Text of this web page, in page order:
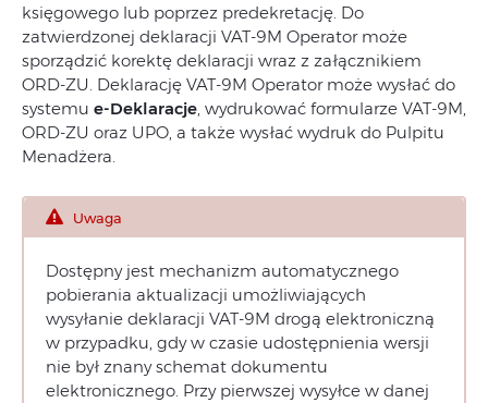
księgowego lub poprzez predekretację. Do
zatwierdzonej deklaracji VAT-9M Operator może
sporządzić korektę deklaracji wraz z załącznikiem
ORD‑ZU. Deklarację VAT-9M Operator może wysłać do
systemu e‑Deklaracje, wydrukować formularze VAT‑9M,
ORD‑ZU oraz UPO, a także wysłać wydruk do Pulpitu
Menadżera.
Uwaga
Dostępny jest mechanizm automatycznego
pobierania aktualizacji umożliwiających
wysyłanie deklaracji VAT-9M drogą elektroniczną
w przypadku, gdy w czasie udostępnienia wersji
nie był znany schemat dokumentu
elektronicznego. Przy pierwszej wysyłce w danej